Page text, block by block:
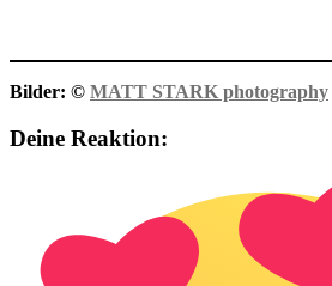
Bilder: © MATT STARK photography
Deine Reaktion: